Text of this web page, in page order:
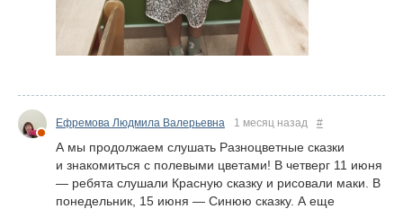
Ефремова Людмила Валерьевна 1 месяц назад #
А мы продолжаем слушать Разноцветные сказки
и знакомиться с полевыми цветами! В четверг 11 июня
— ребята слушали Красную сказку и рисовали маки. В
понедельник, 15 июня — Синюю сказку. А еще